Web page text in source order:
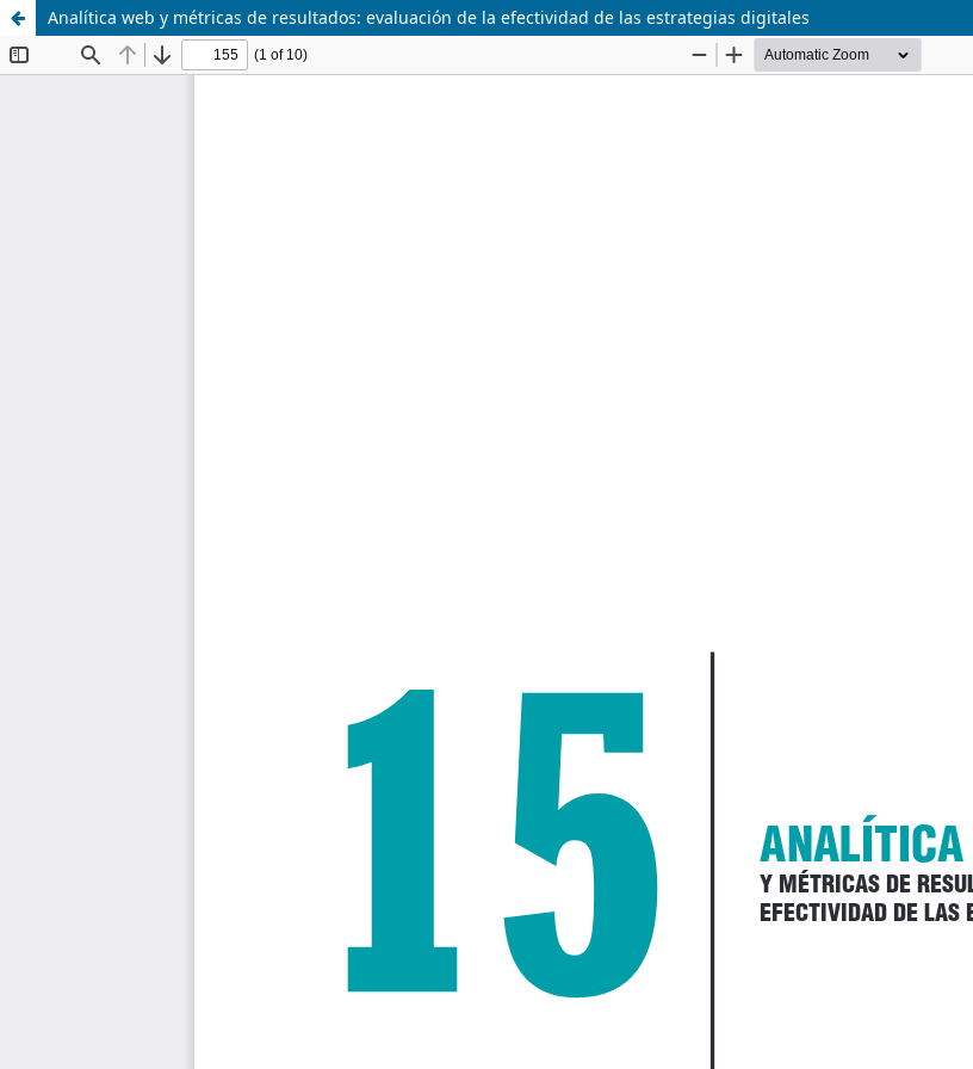
Analítica web y métricas de resultados: evaluación de la efectividad de las estrategias digitales